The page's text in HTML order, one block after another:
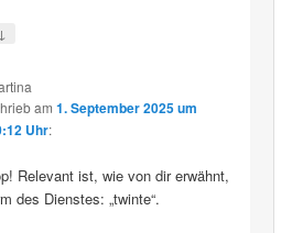
↓
am1. September 2025 um
Uhr:
Relevant ist, wie von dir erwähnt,
des Dienstes: „twinte“.